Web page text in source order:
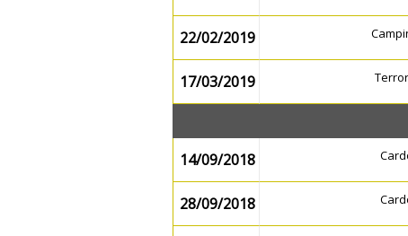
22/02/2019
17/03/2019
14/09/2018
28/09/2018